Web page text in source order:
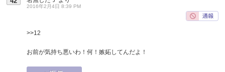
2016年2月4日 8:39 PM
>>12
お前が気持ち悪いわ！何！嫉妬してんだよ！